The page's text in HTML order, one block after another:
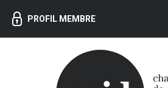
PROFIL MEMBRE